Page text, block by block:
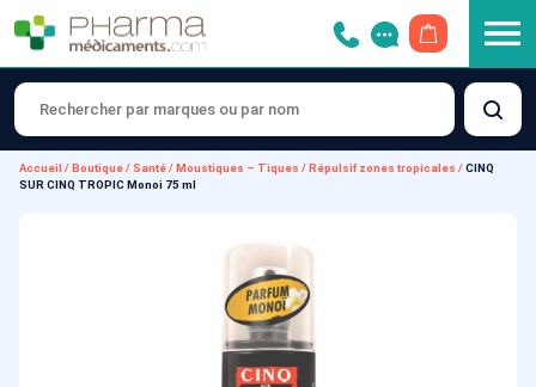
Accueil / Boutique/Santé/ Moustiques – Tiques / Répulsif zones tropicales /CINQ
SUR CINQ TROPIC Monoi 75 ml